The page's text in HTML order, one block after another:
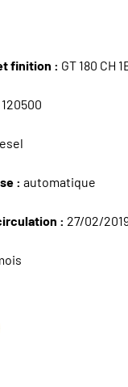
finition : GT 180 CH
120500
: automatique
: 27/02/